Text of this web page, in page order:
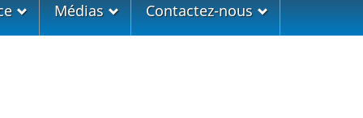
Médias Contactez-nous